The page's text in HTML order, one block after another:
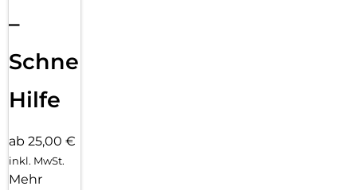
–
Schnelle
Hilfe
ab 25,00 €
inkl. MwSt.
Mehr